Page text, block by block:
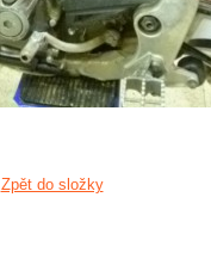
Zpět do složky